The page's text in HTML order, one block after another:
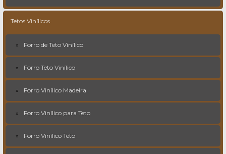
Tetos Vinílicos
Forro de Teto Vinílico
Forro Teto Vinílico
Forro Vinílico Madeira
Forro Vinílico para Teto
Forro Vinílico Teto